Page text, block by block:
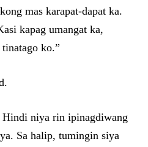
mas karapat-dapat ka.
kapag umangat ka,
ko.”
niya rin ipinagdiwang
Sa halip, tumingin siya